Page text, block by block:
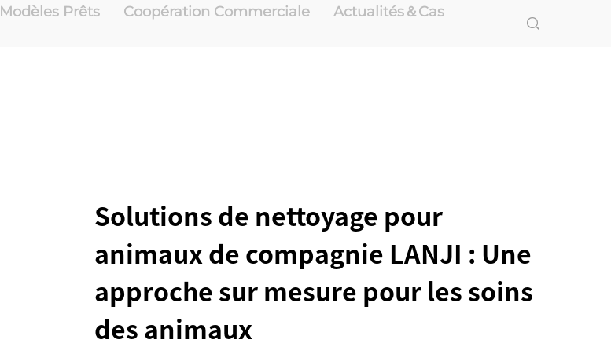
Modèles Prêts Coopération Commerciale
Actualités＆Cas
Solutions de nettoyage pour
animaux de compagnie LANJI : Une
approche sur mesure pour les soins
des animaux